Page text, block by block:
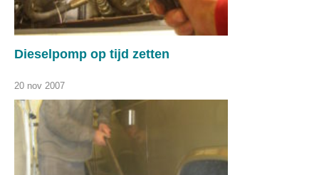
Dieselpomp op tijd zetten
20 nov 2007